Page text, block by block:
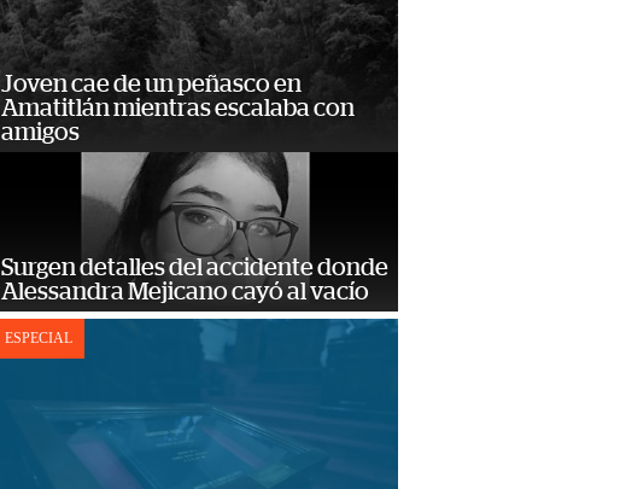
Joven cae de un peñasco en
Amatitlán mientras escalaba con
amigos
Surgen detalles del accidente donde
Alessandra Mejicano cayó al vacío
ESPECIAL